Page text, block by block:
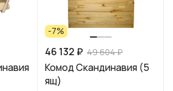
-7%
46 132 ₽ 49 604 ₽
Комод Скандинавия (5
ящ)